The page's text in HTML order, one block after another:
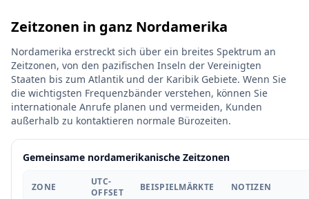
Zeitzonen in ganz Nordamerika
Nordamerika erstreckt sich über ein breites Spektrum an
Zeitzonen, von den pazifischen Inseln der Vereinigten
Staaten bis zum Atlantik und der Karibik Gebiete. Wenn Sie
die wichtigsten Frequenzbänder verstehen, können Sie
internationale Anrufe planen und vermeiden, Kunden
außerhalb zu kontaktieren normale Bürozeiten.
Gemeinsame nordamerikanische Zeitzonen
ZONE
UTC-
OFFSET
BEISPIELMÄRKTE NOTIZEN